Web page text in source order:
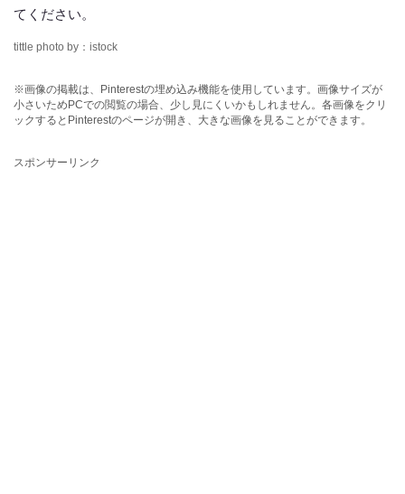
てください。
tittle photo by：istock
※画像の掲載は、Pinterestの埋め込み機能を使用しています。画像サイズが
小さいためPCでの閲覧の場合、少し見にくいかもしれません。各画像をクリ
ックするとPinterestのページが開き、大きな画像を見ることができます。
スポンサーリンク